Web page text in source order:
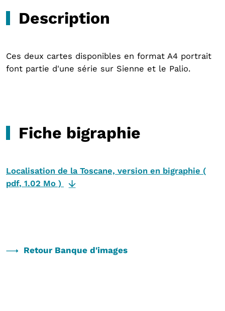
Description
Ces deux cartes disponibles en format A4 portrait
font partie d'une série sur Sienne et le Palio.
Fiche bigraphie
Localisation de la Toscane, version en bigraphie (
pdf, 1.02 Mo )
Retour Banque d'images